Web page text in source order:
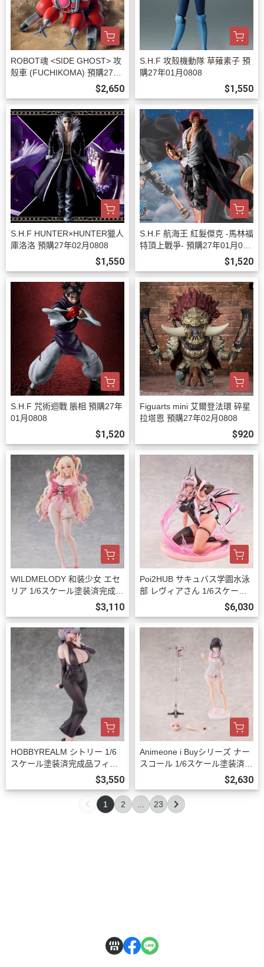
ROBOT魂 <SIDE GHOST> 攻
殼車 (FUCHIKOMA) 預購27年
$2,650
S.H.F 攻殼機動隊 草薙素子 預
購27年01月0808
$1,550
S.H.F HUNTER×HUNTER獵人
庫洛洛 預購27年02月0808
$1,550
S.H.F 航海王 紅髮傑克 -馬林福
特頂上戰爭- 預購27年01月080
$1,520
S.H.F 咒術迴戰 脹相 預購27年
01月0808
$1,520
Figuarts mini 艾爾登法環 碎星
拉塔恩 預購27年02月0808
$920
WILDMELODY 和装少女 エセ
リア 1/6スケール塗装済完成品
フィギュア 預購27年08月102
3
$3,110
Poi2HUB サキュバス学園水泳
部 レヴィアさん 1/6スケール
塗装済完成品フィギュア 豪華
版 預購27年06月1023
$6,030
HOBBYREALM シトリー 1/6
スケール塗装済完成品フィギ
ュア 豪華版 預購27年03月100
9
$3,550
Animeone i Buyシリーズ ナー
スコール 1/6スケール塗装済完
成品フィギュア 初回限定版 預
購26年12月1002
$2,630
1 2 ... 23